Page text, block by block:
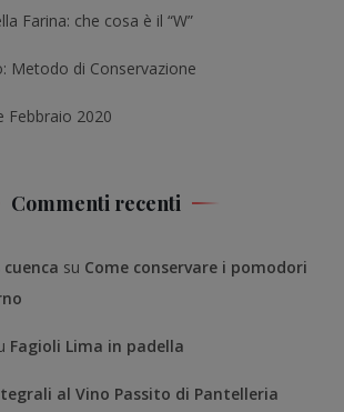
Farina: che cosa è il “W”
Metodo di Conservazione
Febbraio 2020
Commenti recenti
su Come conservare i pomodori
Fagioli Lima in padella
al Vino Passito di Pantelleria